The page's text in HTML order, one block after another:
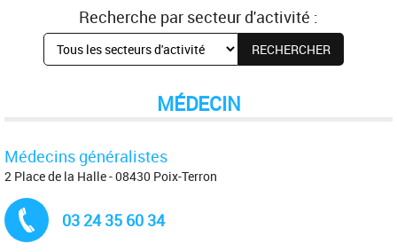
Recherche par secteur d'activité :
MÉDECIN
Médecins généralistes
2 Place de la Halle - 08430 Poix-Terron
03 24 35 60 34